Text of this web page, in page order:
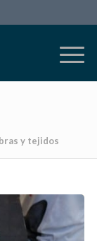
y tejidos